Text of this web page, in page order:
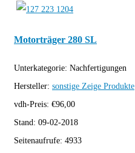
Motorträger 280 SL
Unterkategorie: Nachfertigungen
Hersteller: sonstige Zeige Produkte
vdh-Preis: €96,00
Stand: 09-02-2018
Seitenaufrufe: 4933